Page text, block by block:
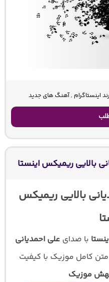
اینستاگرام , آهنگ های جدید
بالایی ریمیکس اینستا
بالایی ریمیکس
با صدای علی احمدیانی
متن کامل موزیک با کیفیت
موزیک